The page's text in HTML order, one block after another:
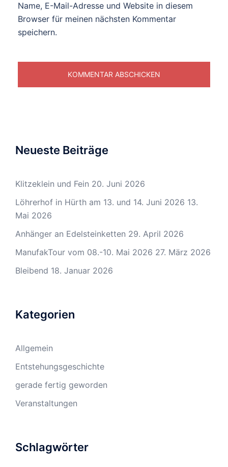
Name, E-Mail-Adresse und Website in diesem
Browser für meinen nächsten Kommentar
speichern.
Neueste Beiträge
Klitzeklein und Fein 20. Juni 2026
Löhrerhof in Hürth am 13. und 14. Juni 2026 13.
Mai 2026
Anhänger an Edelsteinketten 29. April 2026
ManufakTour vom 08.-10. Mai 2026 27. März 2026
Bleibend 18. Januar 2026
Kategorien
Allgemein
Entstehungsgeschichte
gerade fertig geworden
Veranstaltungen
Schlagwörter